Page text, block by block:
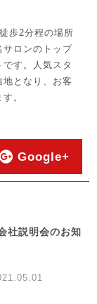
歩2分程の場所
サロンのトップ
す。人気スタ
となり、お客
。
Google+
社説明会のお知